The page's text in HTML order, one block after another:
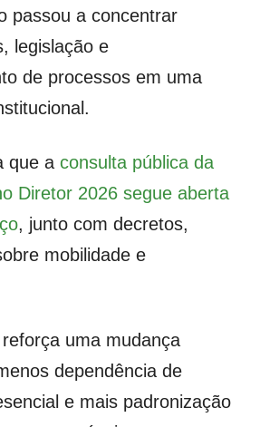
passou a concentrar
legislação e
de processos em uma
que a consulta pública da
Diretor 2026 segue aberta
, junto com decretos,
mobilidade e
uma mudança
dependência de
e mais padronização